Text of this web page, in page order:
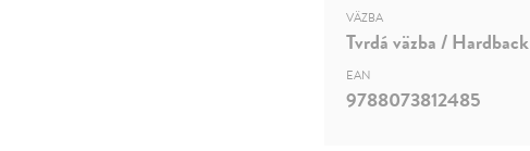
VÄZBA
Tvrdá väzba / Hardback
EAN
9788073812485